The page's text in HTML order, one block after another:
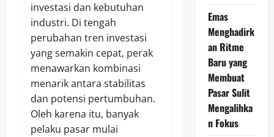
investasi dan kebutuhan
industri. Di tengah
perubahan tren investasi
yang semakin cepat, perak
menawarkan kombinasi
menarik antara stabilitas
dan potensi pertumbuhan.
Oleh karena itu, banyak
pelaku pasar mulai
Emas
Menghadirk
an Ritme
Baru yang
Membuat
Pasar Sulit
Mengalihka
n Fokus